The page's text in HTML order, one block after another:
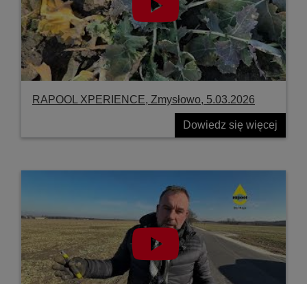
RAPOOL XPERIENCE, Zmysłowo, 5.03.2026
Dowiedz się więcej